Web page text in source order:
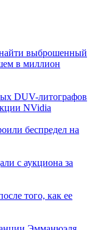
выброшенный
в миллион
DUV-литографов
NVidia
беспредел на
с аукциона за
того, как ее